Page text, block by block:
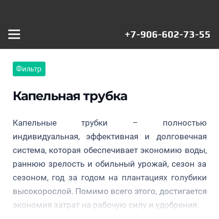
+7-906-602-73-55
Фильтр
Капельная трубка
Капельные трубки – полностью
индивидуальная, эффективная и долговечная
система, которая обеспечивает экономию воды,
раннюю зрелость и обильный урожай, сезон за
сезоном, год за годом на плантациях голубики
высокорослой. Помимо всего этого, достигается
экономия затрат на рабочую силу и удобрения.
трубка
TURBO
LINE PC»
(0,9 мм),
шаг 30см,
вылив 1.6
л/ч
Компенсированная
капельная трубка
(0,9 мм), шаг 30см,
вылив 1.6 л/ч